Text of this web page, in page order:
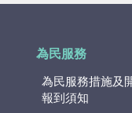
為民服務
為民服務措施及
報到須知